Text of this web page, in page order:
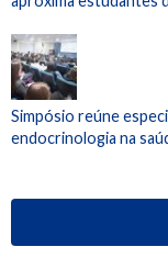
Simpósio reúne
endocrinologia na